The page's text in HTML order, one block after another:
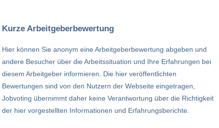
Kurze Arbeitgeberbewertung
Hier können Sie anonym eine Arbeitgeberbewertung abgeben und
andere Besucher über die Arbeitssituation und Ihre Erfahrungen bei
diesem Arbeitgeber informieren. Die hier veröffentlichten
Bewertungen sind von den Nutzern der Webseite eingetragen,
Jobvoting übernimmt daher keine Verantwortung über die Richtigkeit
der hier vorgestellten Informationen und Erfahrungsberichte.